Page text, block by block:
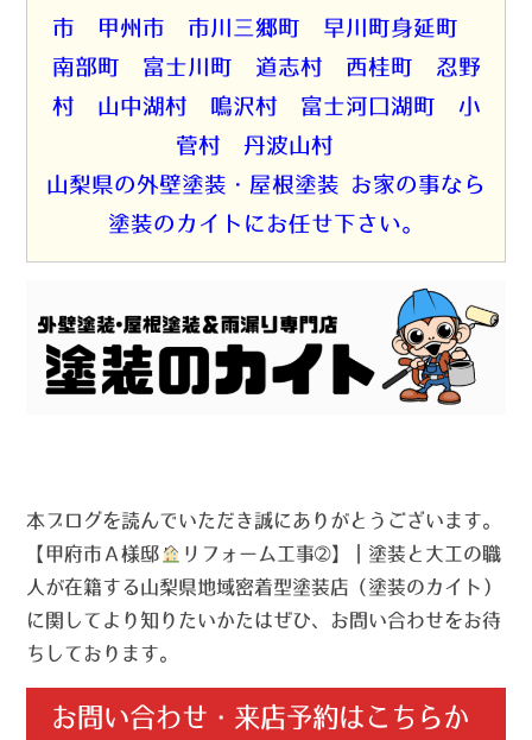
市 甲州市 市川三郷町 早川町身延町
南部町 富士川町 道志村 西桂町 忍野
村 山中湖村 鳴沢村 富士河口湖町 小
菅村 丹波山村
山梨県の外壁塗装・屋根塗装 お家の事なら
塗装のカイトにお任せ下さい。
本ブログを読んでいただき誠にありがとうございます。
【甲府市Ａ様邸
リフォーム工事➁】｜塗装と大工の職
人が在籍する山梨県地域密着型塗装店（塗装のカイト）
に関してより知りたいかたはぜひ、お問い合わせをお待
ちしております。
お問い合わせ・来店予約はこちらか